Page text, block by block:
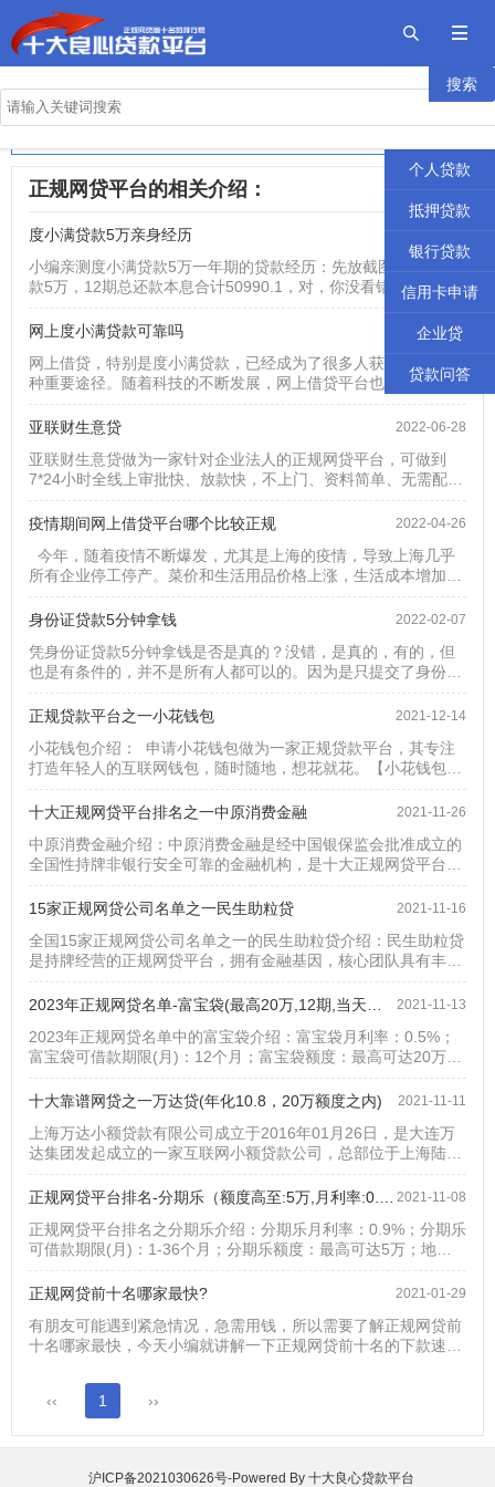


首页
贷款攻略
个人贷款
抵押贷款
银行贷款
信用卡申请
企业贷
贷款问答
搜索
2026年十大良心贷款平台
正规网贷前十名的排行榜
正规网贷平台的相关介绍：
度小满贷款5万亲身经历
小编亲测度小满贷款5万一年期的贷款经历：先放截图吧： 总借
款5万，12期总还款本息合计50990.1，对，你没看错，就是本
息加起来一共50990.1，相当于利息一共是990.1元。 在网上看
到有人说被坑了，利息高之类的话，小编在此要说一下了，在你
借出来之前，也就是在你贷款提现之前，这个还款计划表会出来
的，每个人的利息是不一样的，如果高了完全可以选...
2023-02-06
网上度小满贷款可靠吗
网上借贷，特别是度小满贷款，已经成为了很多人获得资金的一
种重要途径。随着科技的不断发展，网上借贷平台也越来越多，
但是，在选择网上借贷平台时，很多人都有一个疑问：网上借贷
是否可靠？特别是度小满贷款，是否正规可靠？答案是肯定的：
的监管下运营的，其严格遵守相关的法律法规，确保借贷活动的
合法性和安全性。其次，度小满贷款通常具有高效率和便捷性，
在线申请...
2022-06-28
亚联财生意贷
亚联财生意贷做为一家针对企业法人的正规网贷平台，可做到
7*24小时全线上审批快、放款快，不上门、资料简单、无需配偶
签字，无需纳税额，最高额度20万。 申请亚联财生意贷产品大
纲：额度：1-20万期限：3-12月定价：1.1%-1.7%，24-36%风
岁的企业法人2、征信要求1）非白户；2）逾期情况：2年不能有
“2”，...
2022-04-26
疫情期间网上借贷平台哪个比较正规
今年，随着疫情不断爆发，尤其是上海的疫情，导致上海几乎
所有企业停工停产。菜价和生活用品价格上涨，生活成本增加，
给需要还房贷和还信用卡的人造成了很大的困扰。还有开店和租
办公室经营的老板们，造成了很大的经济压力。这时候可能很多
才能知道网上借贷平台哪个比较正规呢？今天小编就以十多年的
金融界工作经验给大家推荐几...
2022-02-07
身份证贷款5分钟拿钱
凭身份证贷款5分钟拿钱是否是真的？没错，是真的，有的，但
也是有条件的，并不是所有人都可以的。因为是只提交了身份
证，但提交时会有选项授权查阅你的征信，还有通过你的身份证
后台自动调取你的大数据，系统会自动打分判断。最终会给出一
本在3分钟之内可以完成。如果有额度你点了提现，好多平台可
以秒到账，所以凭身份证贷款5分钟拿钱是存在的。以度小满金
融借钱为例...
2021-12-14
正规贷款平台之一小花钱包
小花钱包介绍： 申请小花钱包做为一家正规贷款平台，其专注
打造年轻人的互联网钱包，随时随地，想花就花。【小花钱包】
小花网络科技（深圳）有限公司旗下产品，额度高达5万，最快3
分钟到账。小花钱包月利率：0.5%；适用人群：22-55周岁的用
度：最高可达5万；是否足额打款：是要求：上班族，有信用卡
户，最好大专以上学历。客服...
2021-11-26
十大正规网贷平台排名之一中原消费金融
中原消费金融介绍：中原消费金融是经中国银保监会批准成立的
全国性持牌非银行安全可靠的金融机构，是十大正规网贷平台排
名之一。【中原消费金融】 申请中原消费金融月利率：0.6%；
适用人群：18-55周岁的用户要求：征信良好、无犯罪记录、我
(月)：1-12个月；中原消费金融额度：最高可达20万；地区：中
国大陆居民（除学生以外的...
2021-11-16
15家正规网贷公司名单之一民生助粒贷
全国15家正规网贷公司名单之一的民生助粒贷介绍：民生助粒贷
是持牌经营的正规网贷平台，拥有金融基因，核心团队具有丰富
的金融经验。民生助粒贷对客户的要求： 申请1.年龄要求:20-
50岁；2.户籍要求:中国大陆户籍；3.工作要求:工薪人士（有一
微信流水不算）。4.准入区域：工作居住地在以下城市的可申请
民生助粒贷产品要素：1....
2021-11-13
2023年正规网贷名单-富宝袋(最高20万,12期,当天到账)
2023年正规网贷名单中的富宝袋介绍：富宝袋月利率：0.5%；
富宝袋可借款期限(月)：12个月；富宝袋额度：最高可达20万；
地区：全国富宝袋申请条件： 申请1、18-55周岁2、实名手机6
个月以上所需资料：身份认证，人脸识别，收款卡认证，个人基
及京东)四选一进行认证2022年正规网贷名单之一的富宝贷客服
电话:4009-3...
2021-11-11
十大靠谱网贷之一万达贷(年化10.8，20万额度之内)
上海万达小额贷款有限公司成立于2016年01月26日，是大连万
达集团发起成立的一家互联网小额贷款公司，总部位于上海陆家
嘴自由贸易区，经营范围包括发放贷款及相关咨询活动，是一家
正规网贷平台。万达贷介绍： 申请1、万达贷年龄要求：22-50
职业;信用卡无当前逾期，过去12个月，逾期小于3次，过去12个
月，最大逾期天数小于...
2021-11-08
正规网贷平台排名-分期乐（额度高至:5万,月利率:0.9%）
正规网贷平台排名之分期乐介绍：分期乐月利率：0.9%；分期乐
可借款期限(月)：1-36个月；分期乐额度：最高可达5万；地
区：全国分期乐申请条件： 申请分期乐虽然为2022年容易通过
的网贷之一，条件还是有一些的。1.18-55周岁（根据不同放款
钟4.可提前还款，无费用5.分期乐适用与白户和信用卡用户申
请，大数据不是太...
2021-01-29
正规网贷前十名哪家最快?
有朋友可能遇到紧急情况，急需用钱，所以需要了解正规网贷前
十名哪家最快，今天小编就讲解一下正规网贷前十名的下款速度
款。二、360借条：最快3分钟放款。三、翼支付-借钱：实时审
批，实时到账。四、京东金条：实时批，一般申请借款后5-15分
款到支付宝可实时到账，如果选择到银行卡一般2个小时内。...
‹‹ 1 ››
沪ICP备2021030626号-Powered By 十大良心贷款平台